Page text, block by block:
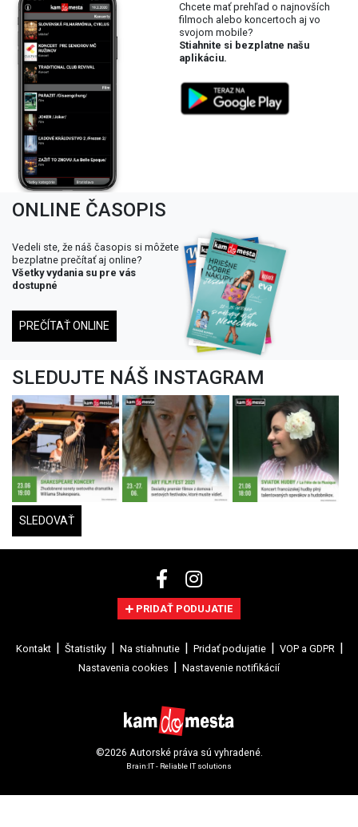
Chcete mať prehľad o najnovších
filmoch alebo koncertoch aj vo
svojom mobile?
Stiahnite si bezplatne našu
aplikáciu.
ONLINE ČASOPIS
Vedeli ste, že náš časopis si môžete
bezplatne prečítať aj online?
Všetky vydania su pre vás
dostupné
PREČÍTAŤ ONLINE
SLEDUJTE NÁŠ INSTAGRAM
SLEDOVAŤ
PRIDAŤ PODUJATIE
Kontakt Štatistiky Na stiahnutie Pridať podujatie
VOP a GDPR
Nastavenia cookies
Nastavenie notifikácií
©2026 Autorské práva sú vyhradené.
Brain:IT - Reliable IT solutions